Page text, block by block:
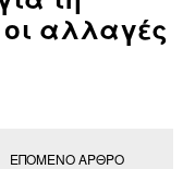
αλλαγές
ΕΠΌΜΕΝΟ ΆΡΘΡΟ